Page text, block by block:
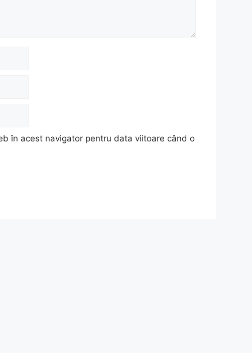
în acest navigator pentru data viitoare când o